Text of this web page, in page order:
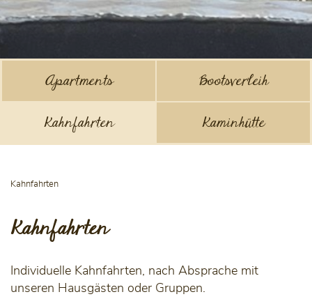
Apartments Bootsverleih
Kahnfahrten Kaminhütte
Kahnfahrten
Kahnfahrten
Individuelle Kahnfahrten, nach Absprache mit
unseren Hausgästen oder Gruppen.